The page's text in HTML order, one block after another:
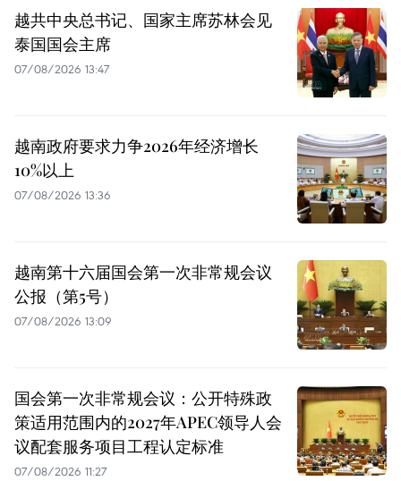
越共中央总书记、国家主席苏林会见
泰国国会主席
07/08/2026 13:47
越南政府要求力争2026年经济增长
10%以上
07/08/2026 13:36
越南第十六届国会第一次非常规会议
公报（第5号）
07/08/2026 13:09
国会第一次非常规会议：公开特殊政
策适用范围内的2027年APEC领导人会
议配套服务项目工程认定标准
07/08/2026 11:27